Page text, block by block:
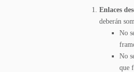
Enlaces
deberán
No
No
que